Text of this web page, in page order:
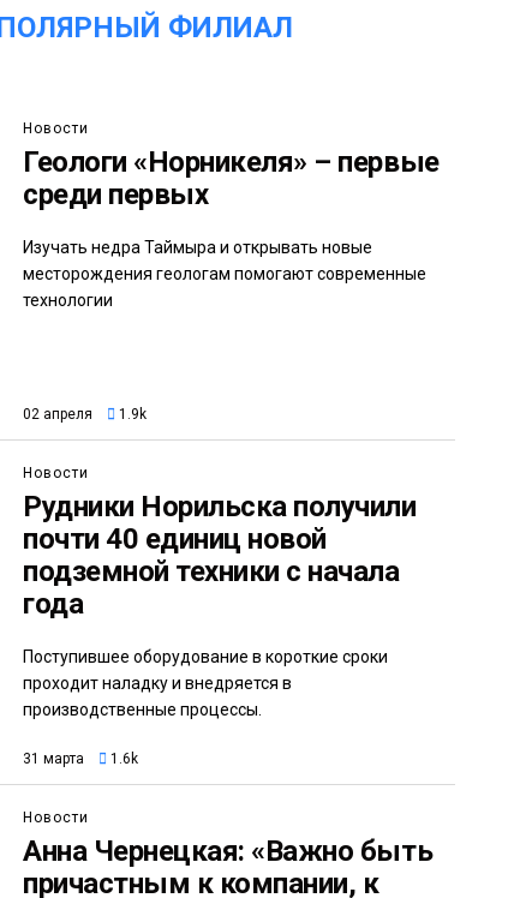
ФИЛИАЛ
Новости
Геологи «Норникеля» – первые
среди первых
Изучать недра Таймыра и открывать новые
месторождения геологам помогают современные
технологии
02 апреля 1.9k
Новости
Рудники Норильска получили
почти 40 единиц новой
подземной техники с начала
года
Поступившее оборудование в короткие сроки
проходит наладку и внедряется в
производственные процессы.
31 марта 1.6k
Новости
Анна Чернецкая: «Важно быть
причастным к компании, к